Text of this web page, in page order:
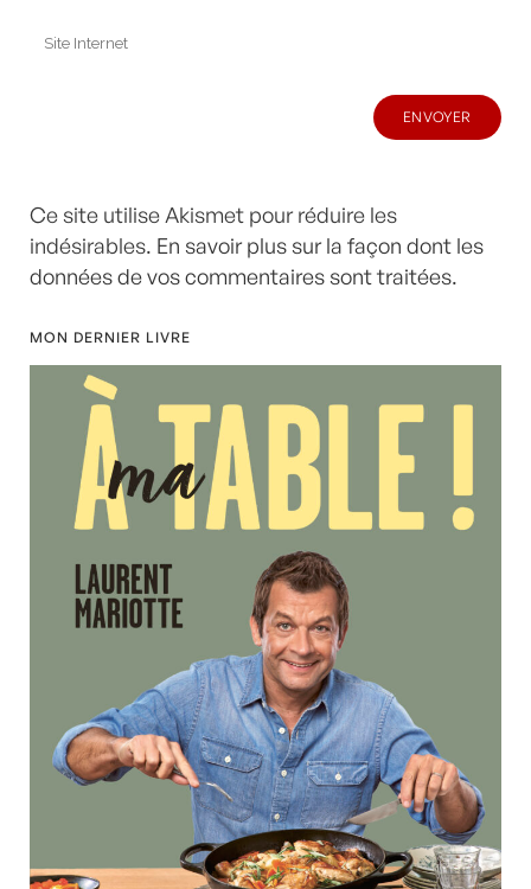
Ce site utilise Akismet pour réduire les
indésirables. En savoir plus sur la façon dont les
données de vos commentaires sont traitées.
MON DERNIER LIVRE